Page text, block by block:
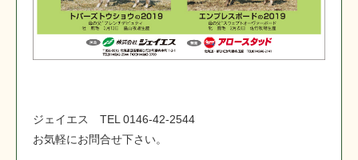
ジェイエス TEL 0146-42-2544
お気軽にお問合せ下さい。